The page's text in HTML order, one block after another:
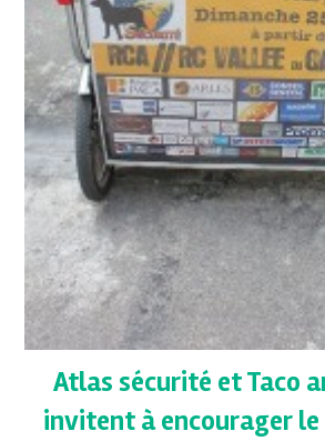
Atlas sécurité et Taco
invitent à encourager